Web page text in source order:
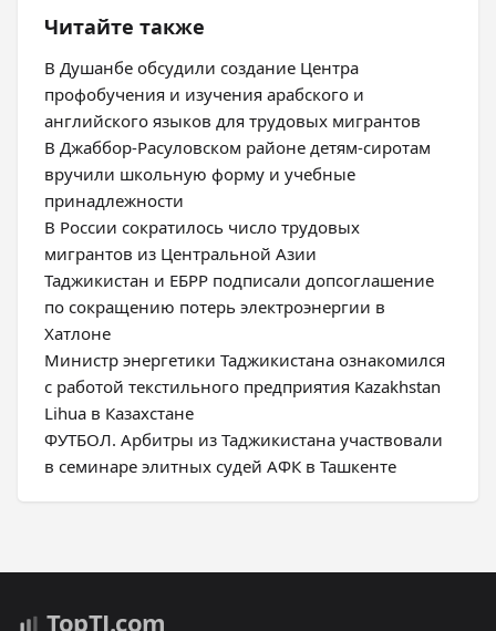
Читайте также
В Душанбе обсудили создание Центра
профобучения и изучения арабского и
английского языков для трудовых мигрантов
В Джаббор-Расуловском районе детям-сиротам
вручили школьную форму и учебные
принадлежности
В России сократилось число трудовых
мигрантов из Центральной Азии
Таджикистан и ЕБРР подписали допсоглашение
по сокращению потерь электроэнергии в
Хатлоне
Министр энергетики Таджикистана ознакомился
с работой текстильного предприятия Kazakhstan
Lihua в Казахстане
ФУТБОЛ. Арбитры из Таджикистана участвовали
в семинаре элитных судей АФК в Ташкенте
TopTJ.com